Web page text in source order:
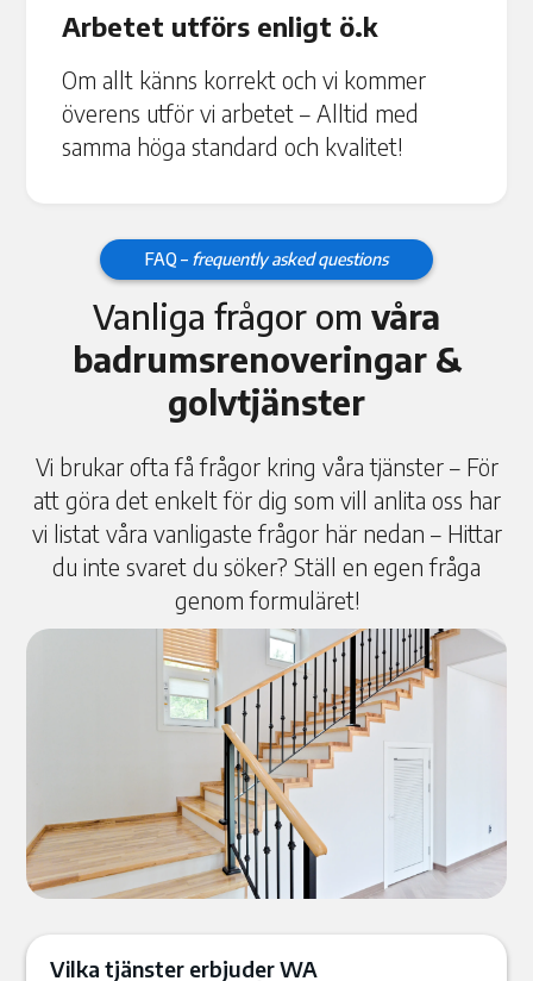
Arbetet utförs enligt ö.k
Om allt känns korrekt och vi kommer
överens utför vi arbetet – Alltid med
samma höga standard och kvalitet!
FAQ – frequently asked questions
Vanliga frågor om våra
badrumsrenoveringar &
golvtjänster
Vi brukar ofta få frågor kring våra tjänster – För
att göra det enkelt för dig som vill anlita oss har
vi listat våra vanligaste frågor här nedan – Hittar
du inte svaret du söker? Ställ en egen fråga
genom formuläret!
Vilka tjänster erbjuder WA